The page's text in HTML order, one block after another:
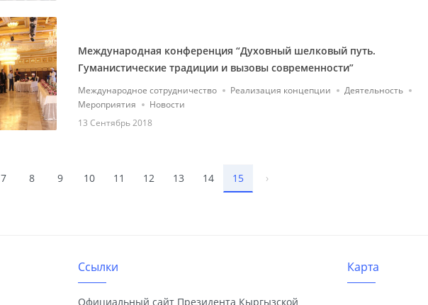
Международная конференция “Духовный шелковый путь.
Гуманистические традиции и вызовы современности”
Международное сотрудничество Реализация концепции
Деятельность
Мероприятия
Новости
13 Сентябрь 2018
7 8 9 10 11 12 13 14 15 ›
Ссылки
Официальный сайт Президента Кыргызской
Карта